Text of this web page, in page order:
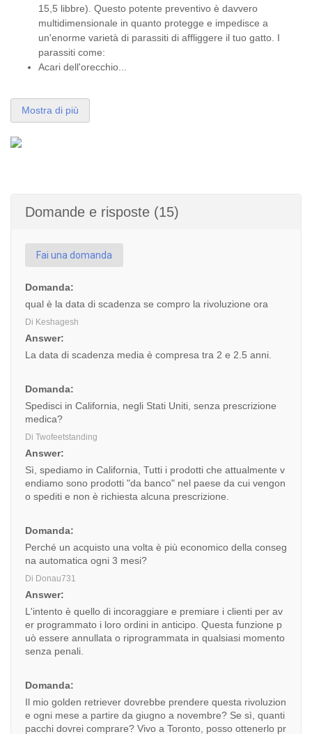
15,5 libbre). Questo potente preventivo è davvero
multidimensionale in quanto protegge e impedisce a
un'enorme varietà di parassiti di affliggere il tuo gatto. I
parassiti come:
Acari dell'orecchio...
Mostra di più
Domande e risposte (15)
Fai una domanda
Domanda:
qual è la data di scadenza se compro la rivoluzione ora
Di Keshagesh
Answer:
La data di scadenza media è compresa tra 2 e 2.5 anni.
Domanda:
Spedisci in California, negli Stati Uniti, senza prescrizione
medica?
Di Twofeetstanding
Answer:
Sì, spediamo in California, Tutti i prodotti che attualmente v
endiamo sono prodotti "da banco" nel paese da cui vengon
o spediti e non è richiesta alcuna prescrizione.
Domanda:
Perché un acquisto una volta è più economico della conseg
na automatica ogni 3 mesi?
Di Donau731
Answer:
L'intento è quello di incoraggiare e premiare i clienti per av
er programmato i loro ordini in anticipo. Questa funzione p
uò essere annullata o riprogrammata in qualsiasi momento
senza penali.
Domanda:
Il mio golden retriever dovrebbe prendere questa rivoluzion
e ogni mese a partire da giugno a novembre? Se sì, quanti
pacchi dovrei comprare? Vivo a Toronto, posso ottenerlo pr